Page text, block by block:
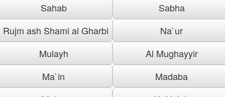
Sahab
Sabha
Rujm ash Shami al Gharbi
Na`ur
Mulayh
Al Mughayyir
Ma`in
Madaba